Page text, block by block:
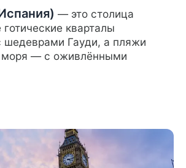
— это столица
готические кварталы
шедеврами Гауди, а пляжи
моря — с оживлёнными